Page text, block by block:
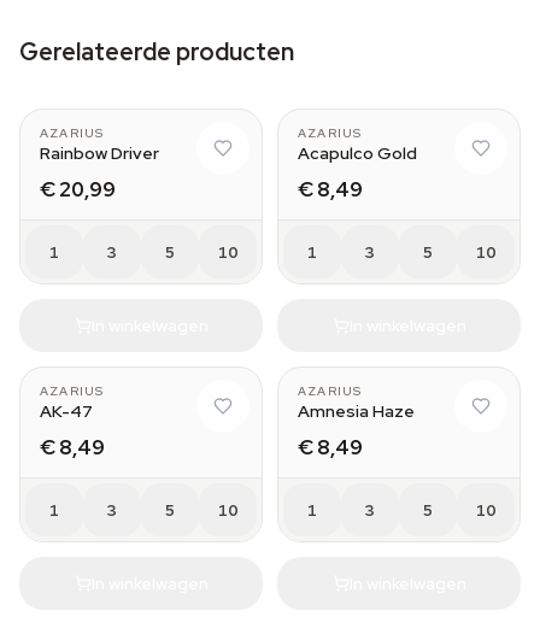
Gerelateerde producten
AZARIUS
Rainbow Driver
€ 20,99
1 3 5 10
AZARIUS
Acapulco Gold
€ 8,49
1 3 5 10
AZARIUS
AK-47
€ 8,49
1 3 5 10
AZARIUS
Amnesia Haze
€ 8,49
1 3 5 10